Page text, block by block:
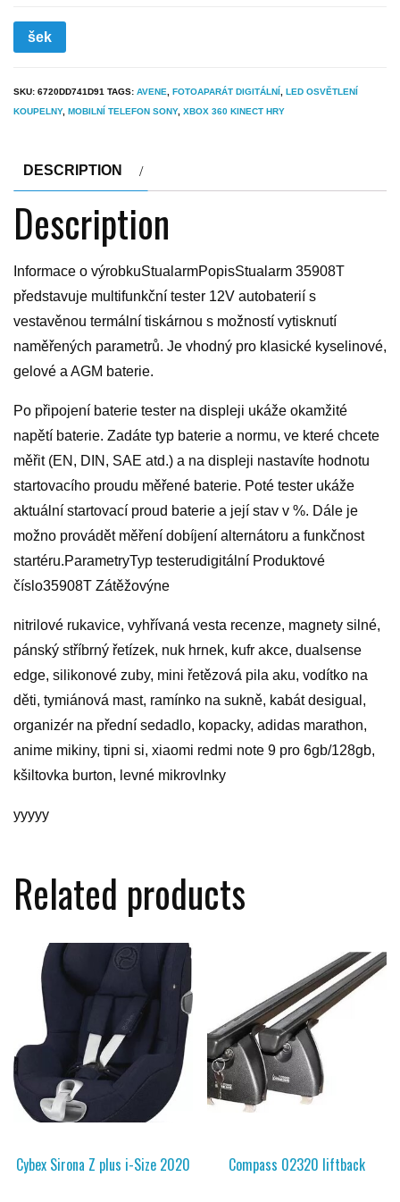
šek
SKU: 6720DD741D91 TAGS: AVENE, FOTOAPARÁT DIGITÁLNÍ , LED OSVĚTLENÍ
KOUPELNY, MOBILNÍ TELEFON SONY, XBOX 360 KINECT HRY
DESCRIPTION
Description
Informace o výrobkuStualarmPopisStualarm 35908T
představuje multifunkční tester 12V autobaterií s
vestavěnou termální tiskárnou s možností vytisknutí
naměřených parametrů. Je vhodný pro klasické kyselinové,
gelové a AGM baterie.
Po připojení baterie tester na displeji ukáže okamžité
napětí baterie. Zadáte typ baterie a normu, ve které chcete
měřit (EN, DIN, SAE atd.) a na displeji nastavíte hodnotu
startovacího proudu měřené baterie. Poté tester ukáže
aktuální startovací proud baterie a její stav v %. Dále je
možno provádět měření dobíjení alternátoru a funkčnost
startéru.ParametryTyp testerudigitální Produktové
číslo35908T Zátěžovýne
nitrilové rukavice, vyhřívaná vesta recenze, magnety silné,
pánský stříbrný řetízek, nuk hrnek, kufr akce, dualsense
edge, silikonové zuby, mini řetězová pila aku, vodítko na
děti, tymiánová mast, ramínko na sukně, kabát desigual,
organizér na přední sedadlo, kopacky, adidas marathon,
anime mikiny, tipni si, xiaomi redmi note 9 pro 6gb/128gb,
kšiltovka burton, levné mikrovlnky
yyyyy
Related products
Cybex Sirona Z plus i-Size 2020 Compass 02320 liftback